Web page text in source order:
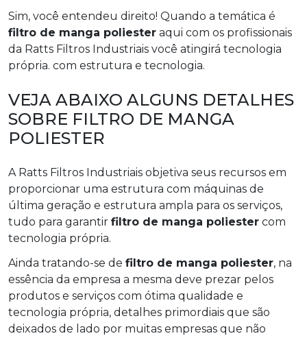
Sim, você entendeu direito! Quando a temática é
filtro de manga poliester aqui com os profissionais
da Ratts Filtros Industriais você atingirá tecnologia
própria. com estrutura e tecnologia.
VEJA ABAIXO ALGUNS DETALHES
SOBRE FILTRO DE MANGA
POLIESTER
A Ratts Filtros Industriais objetiva seus recursos em
proporcionar uma estrutura com máquinas de
última geração e estrutura ampla para os serviços,
tudo para garantir filtro de manga poliester com
tecnologia própria.
Ainda tratando-se de filtro de manga poliester, na
essência da empresa a mesma deve prezar pelos
produtos e serviços com ótima qualidade e
tecnologia própria, detalhes primordiais que são
deixados de lado por muitas empresas que não